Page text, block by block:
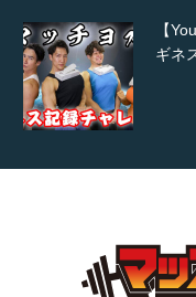
【
ギネ